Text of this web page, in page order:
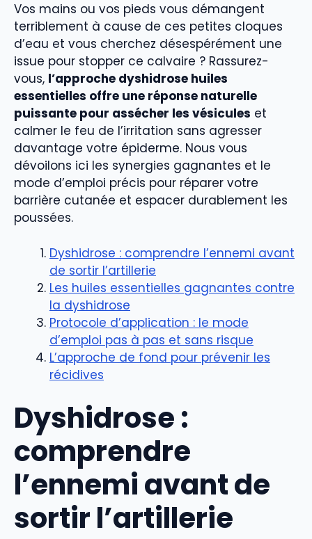
Vos mains ou vos pieds vous démangent
terriblement à cause de ces petites cloques
d’eau et vous cherchez désespérément une
issue pour stopper ce calvaire ? Rassurez-
vous, l’approche dyshidrose huiles
essentielles offre une réponse naturelle
puissante pour assécher les vésicules et
calmer le feu de l’irritation sans agresser
davantage votre épiderme. Nous vous
dévoilons ici les synergies gagnantes et le
mode d’emploi précis pour réparer votre
barrière cutanée et espacer durablement les
poussées.
Dyshidrose : comprendre l’ennemi avant
de sortir l’artillerie
Les huiles essentielles gagnantes contre
la dyshidrose
Protocole d’application : le mode
d’emploi pas à pas et sans risque
L’approche de fond pour prévenir les
récidives
Dyshidrose :
comprendre
l’ennemi avant de
sortir l’artillerie